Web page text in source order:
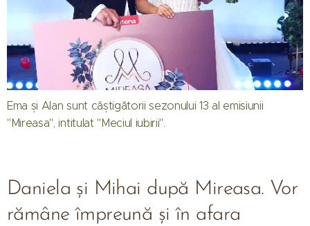
Ema și Alan sunt câștigătorii sezonului 13 al emisiunii
"Mireasa", intitulat "Meciul iubirii".
Daniela și Mihai după Mireasa. Vor
rămâne împreună și în afara